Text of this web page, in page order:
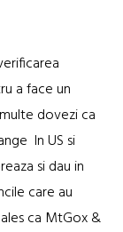
a face un
dovezi ca
In US si
si dau in
care au
ca MtGox &